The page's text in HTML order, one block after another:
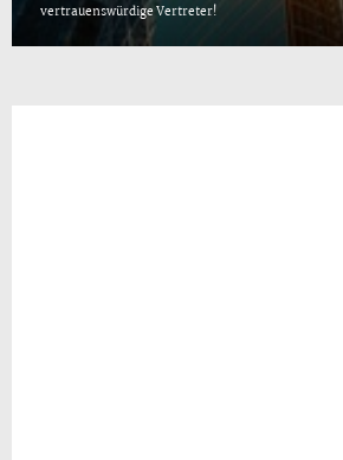
vertrauenswürdige Vertreter!